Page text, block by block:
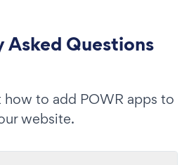
Asked Questions
how to add POWR apps to
website.